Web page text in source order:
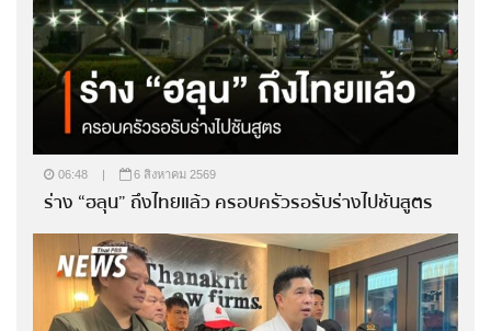
06:48 6 สิงหาคม 2569
ร่าง “ฮลุน” ถึงไทยแล้ว ครอบครัวรอรับร่างไปชันสูตร